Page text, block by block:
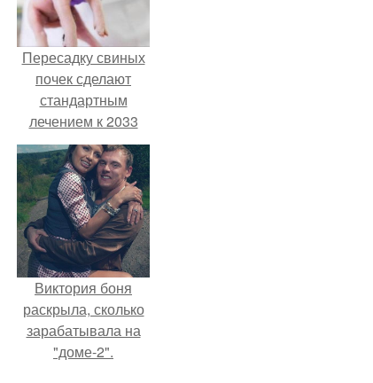
Пересадку свиных
почек сделают
стандартным
лечением к 2033
году в Японии.
Виктория боня
раскрыла, сколько
зарабатывала на
"доме-2".